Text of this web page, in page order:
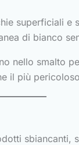
superficiali
di bianco
nello smalto
il più
sbiancanti,